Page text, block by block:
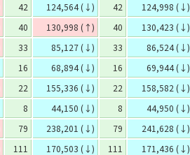
42 124,564 (↓) 42
124,998 (↓)
40 130,998 (↑) 40
130,423 (↓)
33 85,127 (↓) 33
86,524 (↓)
16 68,894 (↓) 16
69,944 (↓)
22 155,336 (↓) 22
158,582 (↓)
8 44,150 (↓) 8
44,950 (↓)
79 238,201 (↓) 79
241,628 (↓)
111 170,503 (↓) 111
171,436 (↓)